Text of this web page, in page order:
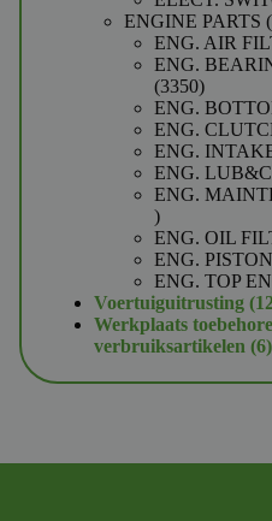
ENGINE PARTS
ENG. AIR
ENG.
33503350
producten
ENG.
ENG.
ENG.
ENG.
ENG.
24
producten
ENG. OIL
ENG.
ENG. TOP
Voertuiguitrusting
Werkplaats
verbruiksartikelen 66